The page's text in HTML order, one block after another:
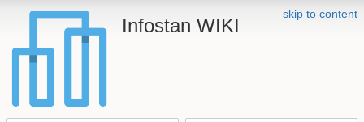
skip to content
Infostan WIKI